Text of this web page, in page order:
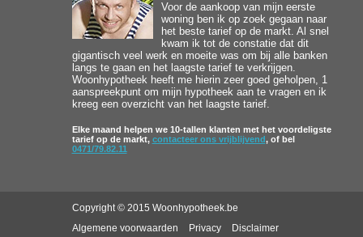
Voor de aankoop van mijn eerste
woning ben ik op zoek gegaan naar
het beste tarief op de markt. Al snel
kwam ik tot de constatie dat dit
gigantisch veel werk en moeite was om bij alle banken
langs te gaan en het laagste tarief te verkrijgen.
Woonhypotheek heeft me hierin zeer goed geholpen, 1
aanspreekpunt om mijn hypotheek aan te vragen en ik
kreeg een overzicht van het laagste tarief.
Elke maand helpen we 10-tallen klanten met het voordeligste
tarief op de markt, contacteer ons vrijblijvend, of bel
0471/79.82.11
Copyright © 2015 Woonhypotheek.be
Algemene voorwaarden
Privacy
Disclaimer